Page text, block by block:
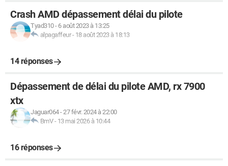
Crash AMD dépassement délai du pilote
Tyad310- 6 août 2023 à 13:25
alpagaffeur- 18 août 2023 à 18:13
14 réponses
Dépassement de délai du pilote AMD, rx 7900
xtx
Jaguar064-27 févr. 2024 à 22:00
BmV- 13 mai 2026 à 10:44
16 réponses